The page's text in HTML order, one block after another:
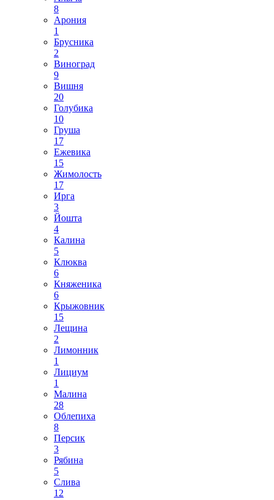
8
Арония
1
Брусника
2
Виноград
9
Вишня
20
Голубика
10
Груша
17
Ежевика
15
Жимолость
17
Ирга
3
Йошта
4
Калина
5
Клюква
6
Княженика
6
Крыжовник
15
Лещина
2
Лимонник
1
Лициум
1
Малина
28
Облепиха
8
Персик
3
Рябина
5
Слива
12